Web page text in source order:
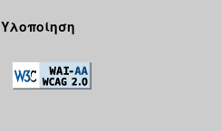
Υλοποίηση